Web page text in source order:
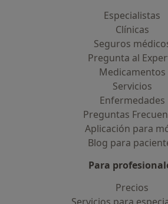
Especialistas
Clínicas
Seguros
Pregunta al
Medicamentos
Servicios
Enfermedades
Preguntas
Aplicación para
Blog para
Para
Precios